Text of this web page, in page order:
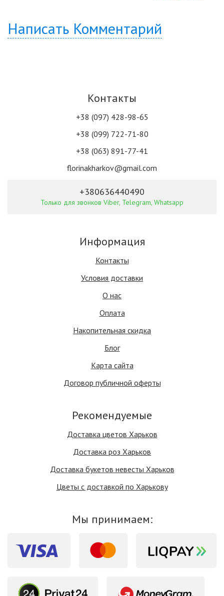
Написать Комментарий
Контакты
+38 (097) 428-98-65
+38 (099) 722-71-80
+38 (063) 891-77-41
florinakharkov@gmail.com
+380636440490
Только для звонков Viber, Telegram, Whatsapp
Информация
Контакты
Условия доставки
О нас
Оплата
Накопительная скидка
Блог
Карта сайта
Договор публичной оферты
Рекомендуемые
Доставка цветов Харьков
Доставка роз Харьков
Доставка букетов невесты Харьков
Цветы с доставкой по Харькову
Мы принимаем: